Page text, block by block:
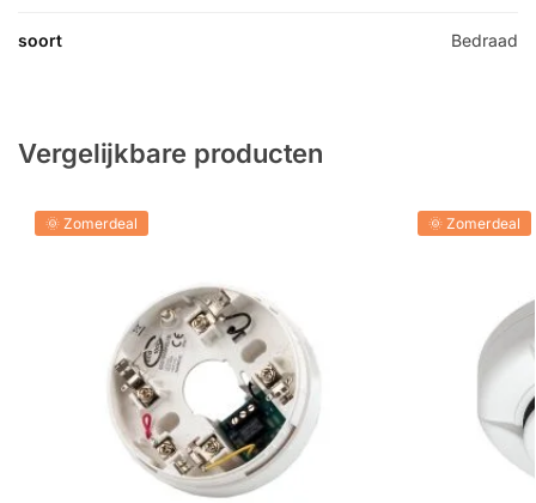
soort Bedraad
Vergelijkbare producten
🌞 Zomerdeal 🌞 Zomerdeal